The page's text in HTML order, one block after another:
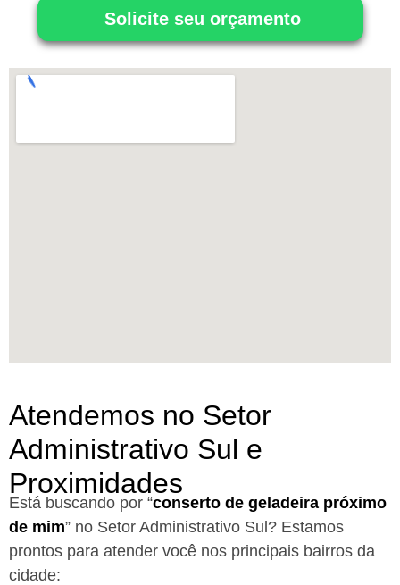
Solicite seu orçamento
Atendemos no Setor
Administrativo Sul e
Proximidades
Está buscando por “conserto de geladeira próximo
de mim” no Setor Administrativo Sul? Estamos
prontos para atender você nos principais bairros da
cidade: